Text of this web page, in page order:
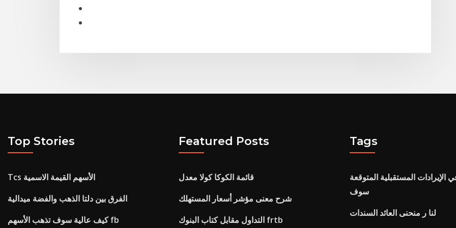
Top Stories
Tcs الأسهم القيمة الاسمية
الفرق بين دلتا الذهب والفضة ميدالية
كيف عالية سوف تذهب الأسهم fb
Featured Posts
قائمة الكوكا كولا معدل
شرح معنى مؤشر أسعار المستهلك
التداول مقابل كتاب البنوك frtb
Tags
الإيرادات المستقبلية المتوقعة
سوف
لنا ر منحنى العائد السندات